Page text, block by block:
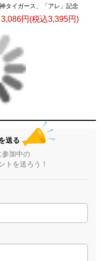
タイガース、「アレ」記念
3,086円(税込3,395円)
送る
参加中の
トを送ろう！